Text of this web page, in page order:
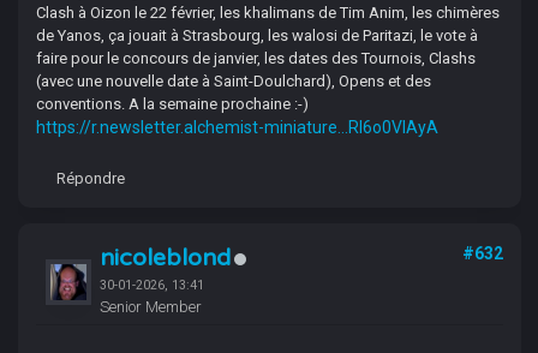
Clash à Oizon le 22 février, les khalimans de Tim Anim, les chimères
de Yanos, ça jouait à Strasbourg, les walosi de Paritazi, le vote à
faire pour le concours de janvier, les dates des Tournois, Clashs
(avec une nouvelle date à Saint-Doulchard), Opens et des
conventions. A la semaine prochaine :-)
https://r.newsletter.alchemist-miniature...RI6o0VIAyA
Répondre
nicoleblond
30-01-2026, 13:41
Senior Member
#632